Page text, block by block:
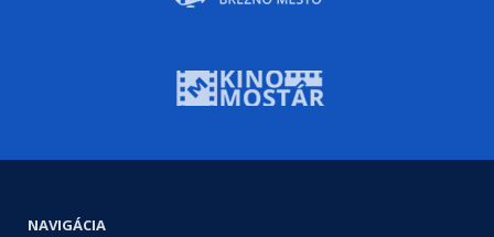
NAVIGÁCIA